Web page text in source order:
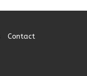
Contact